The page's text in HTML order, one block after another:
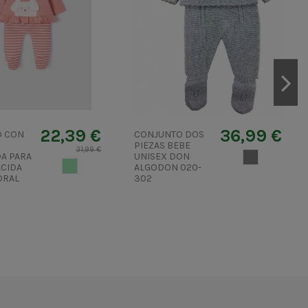
CON
PARA
22,39 €
31,99 €
VERDETURQUESA
CONJUNTO DOS
PIEZAS BEBE
UNISEX DON
ALGODON 020-
302
36,99 €